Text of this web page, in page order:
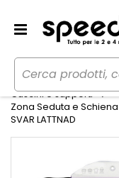
Home Auto
Cuscini e supporti
Zona Seduta e
SVAR LATTNAD